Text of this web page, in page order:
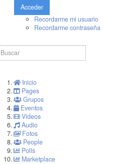
Acceder
Recordarme mi usuario
Recordarme contraseña
Inicio
Pages
Grupos
Eventos
Videos
Audio
Fotos
People
Polls
Marketplace